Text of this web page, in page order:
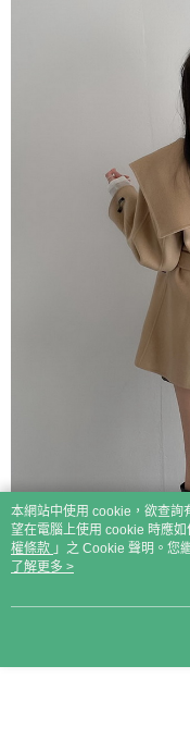
本網站中使用 cookie，欲查詢
望在電腦上使用 cookie 時應
權條款 」之 Cookie 聲明。您
用條款之 Cookie 聲明使用
了解更多 >